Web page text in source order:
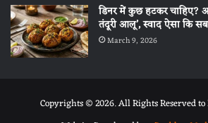
डिनर में कुछ हटकर चाहिए?
तंदूरी आलू’, स्वाद ऐसा कि
March 9, 2026
Copyrights © 2026. All Rights Reserved